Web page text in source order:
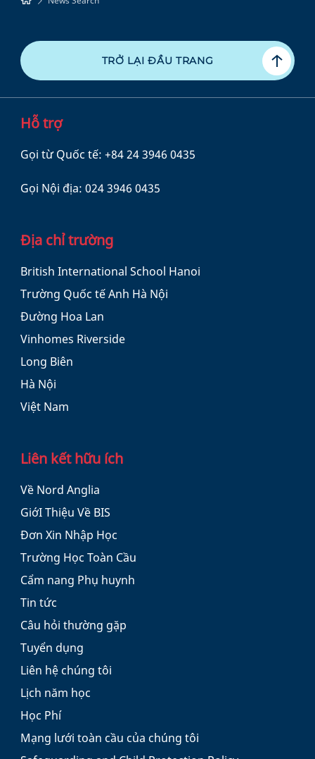
TRỞ LẠI ĐẦU TRANG
Hỗ trợ
Gọi từ Quốc tế:+84 24 3946 0435
Gọi Nội địa:024 3946 0435
Địa chỉ trường
British International School Hanoi
Trường Quốc tế Anh Hà Nội
Đường Hoa Lan
Vinhomes Riverside
Long Biên
Hà Nội
Việt Nam
Liên kết hữu ích
Về Nord Anglia
GiớI Thiệu Về BIS
Đơn Xin Nhập Học
Trường Học Toàn Cầu
Cẩm nang Phụ huynh
Tin tức
Câu hỏi thường gặp
Tuyển dụng
Liên hệ chúng tôi
Lịch năm học
Học Phí
Mạng lưới toàn cầu của chúng tôi